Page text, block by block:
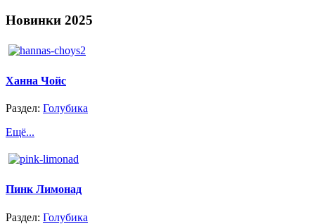
Новинки 2025
Ханна Чойс
Раздел: Голубика
Ещё...
Пинк Лимонад
Раздел: Голубика